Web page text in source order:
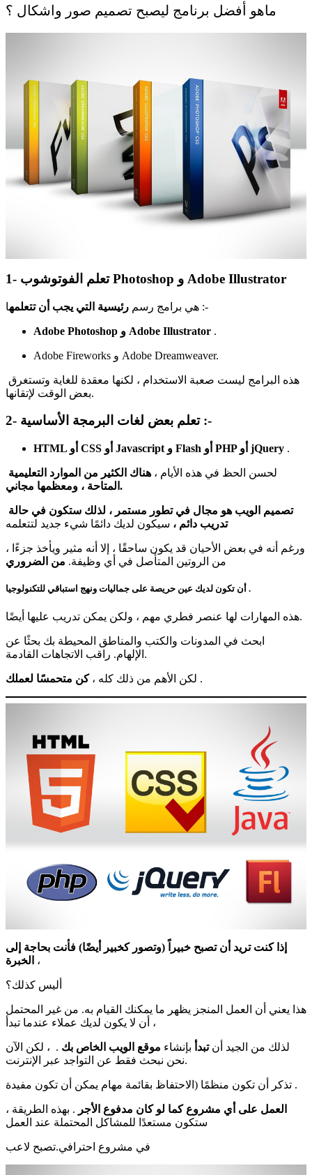
ماهو أفضل برنامج ليصبح تصميم صور واشكال ؟
1- تعلم الفوتوشوب Photoshop و Adobe Illustrator
هي برامج رسم رئيسية التي يجب أن تتعلمه ا :-
Adobe Photoshop و Adobe Illustrator .
Adobe Fireworks و Adobe Dreamweaver.
بعض الوقت لإتقانها.
2- تعلم بعض لغات البرمجة الأساسية :-
HTML أو CSS أو Javascript و Flash أو PHP أو jQuery .
لحسن الحظ في هذه الأيام ، هناك الكثير من الموارد التعليمية
المتاحة ، ومعظمها مجاني.
تدريب دائم ، سيكون لديك دائمًا شيء جديد لتتعلمه
، ورغم أنه في بعض الأحيان قد يكون ساحقًا ، إلا أنه مثير ويأخذ جزءًا
من الروتين المتأصل في أي وظيفة. من الضروري
أن تكون لديك عين حريصة على جماليات ونهج استباقي للتكنولوجيا .
هذه المهارات لها عنصر فطري مهم ، ولكن يمكن تدريب عليها أيضًا.
ابحث في المدونات والكتب والمناطق المحيطة بك بحثًا عن
الإلهام. راقب الاتجاهات القادمة.
لكن الأهم من ذلك كله ،كن متحمسًا لعملك .
إذا كنت تريد أن تصبح خبيراً (وتصور كخبير أيضًا) فأنت بحاجة إلى
الخبرة ،
هذا يعني أن العمل المنجز يظهر ما يمكنك القيام به. من غير المحتمل
أن لا يكون لديك عملاء عندما تبدأ ،
لذلك من الجيد أنتبدأ بإنشاء موقع الويب الخاص بك . ، لكن الآن
نحن نبحث فقط عن التواجد عبر الإنترنت.
تذكر أن تكون منظمًا (الاحتفاظ بقائمة مهام يمكن أن تكون مفيدة .
العمل على أي مشروع كما لو كان مدفوع الأجر . بهذه الطريقة ،
ستكون مستعدًا للمشاكل المحتملة عند العمل
في مشروع احترافي.تصبح لاعب